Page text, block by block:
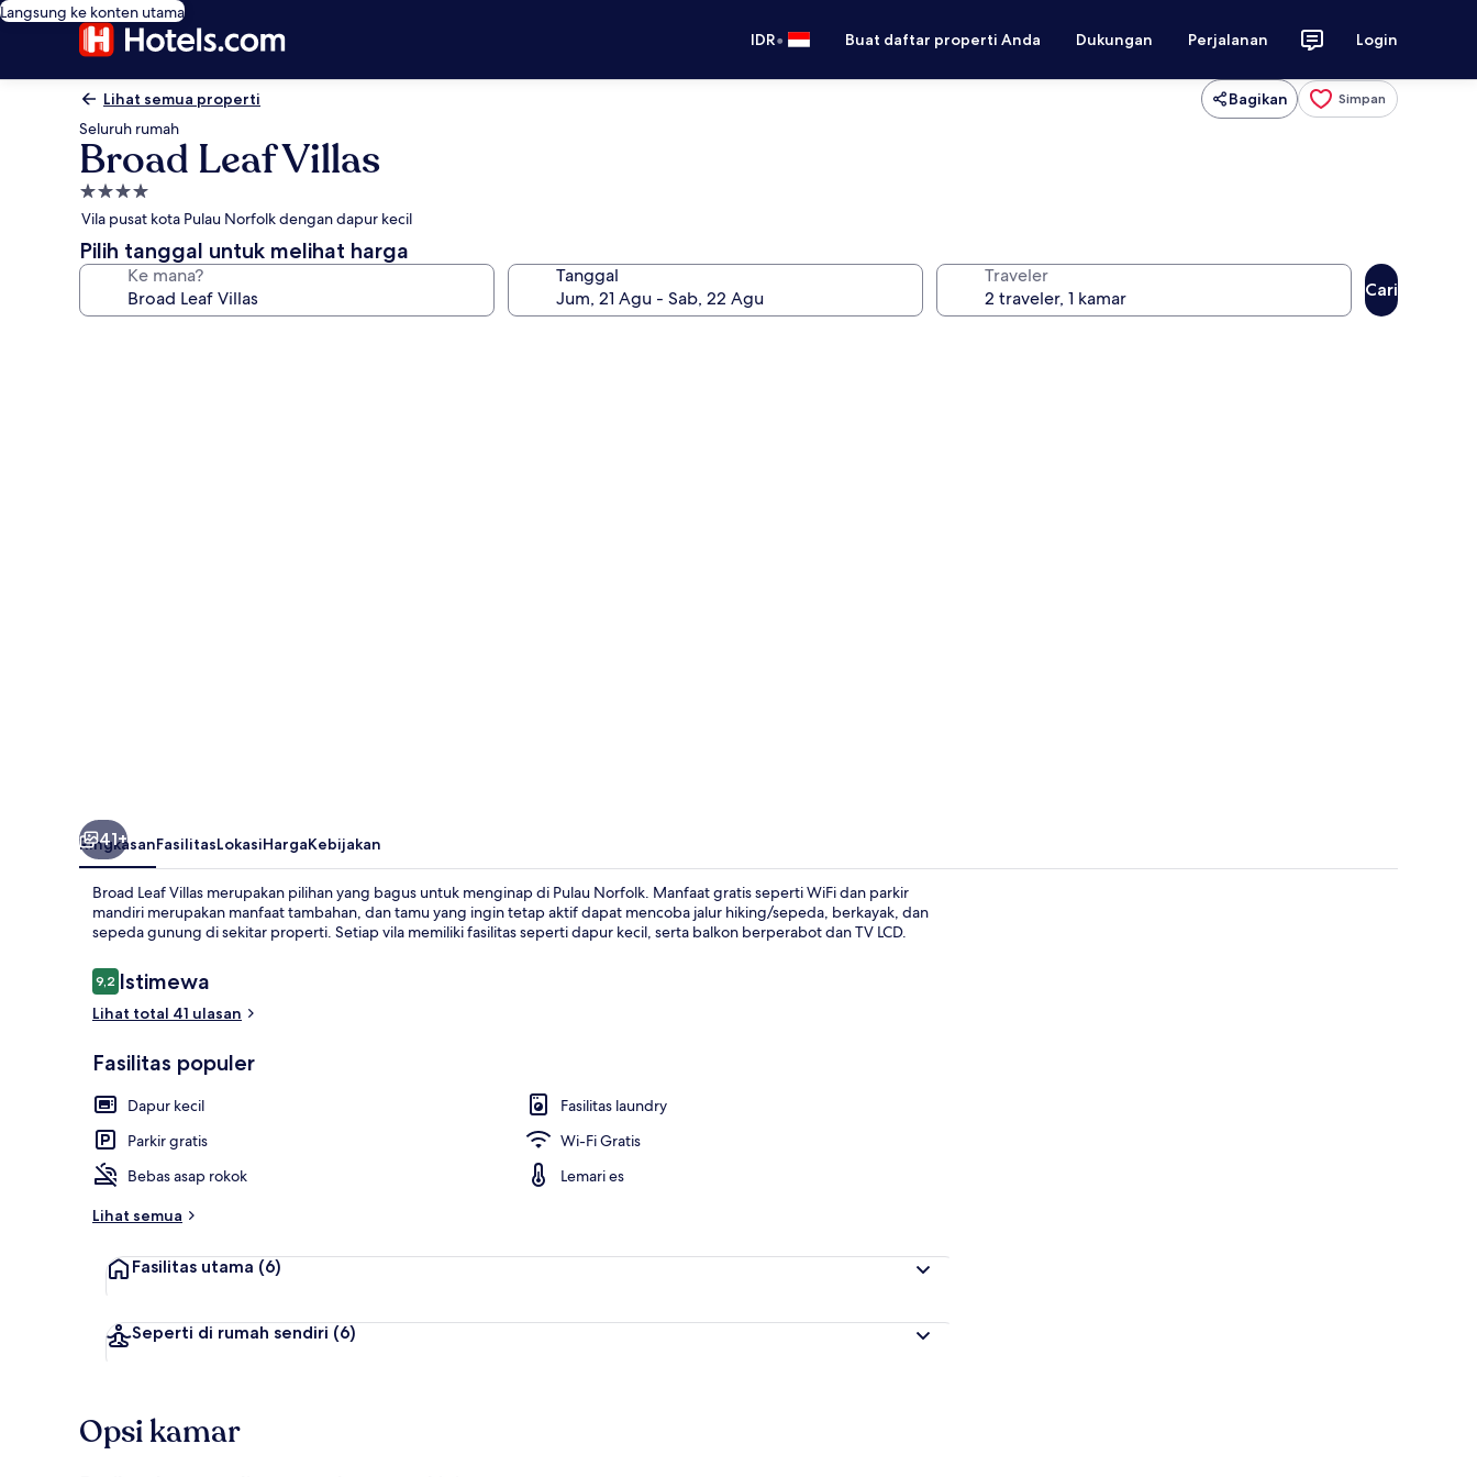
Langsung ke konten utama
IDR• Buat daftar properti Anda Dukungan Perjalanan Login
Lihat semua properti Bagikan Simpan
Seluruh rumah
Broad Leaf Villas
Properti
bintang
4.0
Vila pusat kota Pulau Norfolk dengan dapur kecil
Pilih tanggal untuk melihat harga
Ke mana? Tanggal Traveler
Cari
41+
RingkasanFasilitasLokasiHargaKebijakan
Broad Leaf Villas merupakan pilihan yang bagus untuk menginap di Pulau Norfolk. Manfaat gratis seperti WiFi dan parkir
mandiri merupakan manfaat tambahan, dan tamu yang ingin tetap aktif dapat mencoba jalur hiking/sepeda, berkayak, dan
sepeda gunung di sekitar properti. Setiap vila memiliki fasilitas seperti dapur kecil, serta balkon berperabot dan TV LCD.
Ulasan
9,29,2 dari 10
Istimewa
Lihat total 41 ulasan
Fasilitas populer
Dapur kecil
Fasilitas laundry
Parkir gratis
Wi-Fi Gratis
Bebas asap rokok
Lemari es
Lihat semua
Fasilitas utama (6)
Seperti di rumah sendiri (6)
Opsi kamar